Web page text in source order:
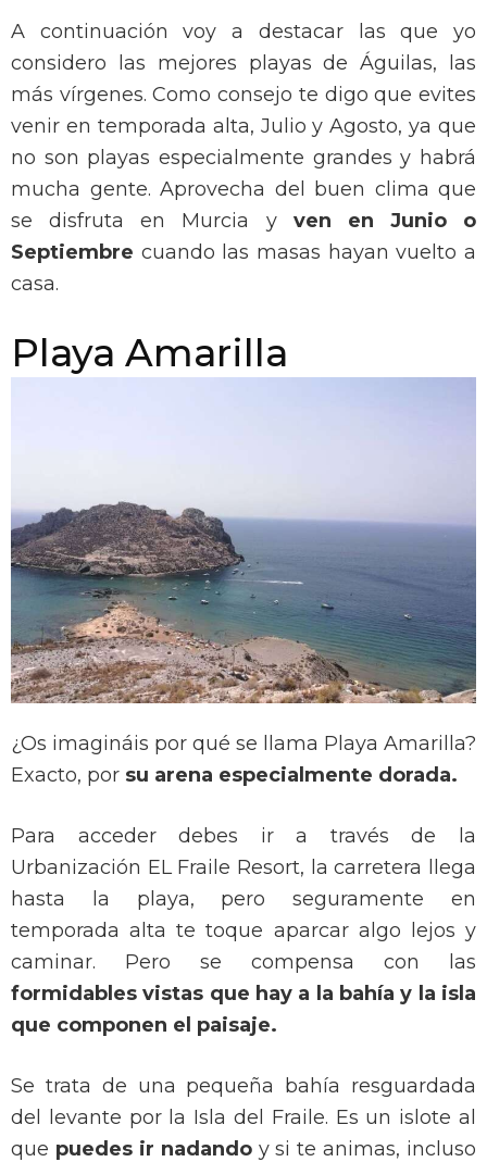
A continuación voy a destacar las que yo
considero las mejores playas de Águilas, las
más vírgenes. Como consejo te digo que evites
venir en temporada alta, Julio y Agosto, ya que
no son playas especialmente grandes y habrá
mucha gente. Aprovecha del buen clima que
se disfruta en Murcia y ven en Junio o
Septiembre cuando las masas hayan vuelto a
casa.
Playa Amarilla
¿Os imagináis por qué se llama Playa Amarilla?
Exacto, por su arena especialmente dorada.
Para acceder debes ir a través de la
Urbanización EL Fraile Resort, la carretera llega
hasta la playa, pero seguramente en
temporada alta te toque aparcar algo lejos y
caminar. Pero se compensa con las
formidables vistas que hay a la bahía y la isla
que componen el paisaje.
Se trata de una pequeña bahía resguardada
del levante por la Isla del Fraile. Es un islote al
que puedes ir nadandoy si te animas, incluso